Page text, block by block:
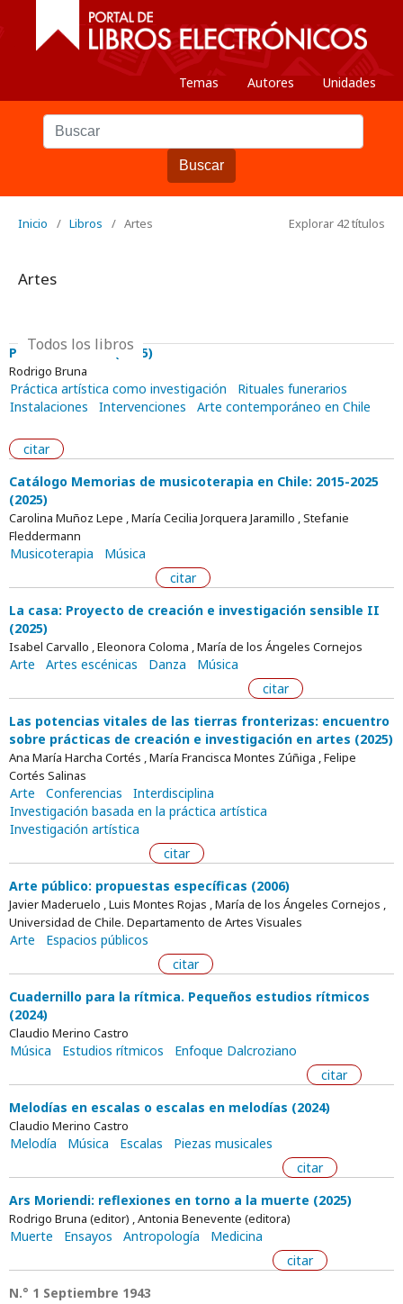
Temas Autores Unidades
Buscar
Inicio / Libros / Artes Explorar 42 títulos
Artes
Todos los libros
Pulvis et umbra (2025)
Rodrigo Bruna
Práctica artística como investigación
Rituales funerarios
Instalaciones
Intervenciones Arte contemporáneo en Chile
citar
Catálogo Memorias de musicoterapia en Chile: 2015-2025
(2025)
Carolina Muñoz Lepe , María Cecilia Jorquera Jaramillo , Stefanie
Fleddermann
Musicoterapia
Música
citar
La casa: Proyecto de creación e investigación sensible II
(2025)
Isabel Carvallo , Eleonora Coloma , María de los Ángeles Cornejos
Arte Artes escénicas Danza
Música
citar
Las potencias vitales de las tierras fronterizas: encuentro
sobre prácticas de creación e investigación en artes (2025)
Ana María Harcha Cortés , María Francisca Montes Zúñiga , Felipe
Cortés Salinas
Arte Conferencias
Interdisciplina
Investigación basada en la práctica artística
Investigación artística
citar
Arte público: propuestas específicas (2006)
Javier Maderuelo , Luis Montes Rojas , María de los Ángeles Cornejos ,
Universidad de Chile. Departamento de Artes Visuales
Arte
Espacios públicos
citar
Cuadernillo para la rítmica. Pequeños estudios rítmicos
(2024)
Claudio Merino Castro
Música Estudios rítmicos
Enfoque Dalcroziano
citar
Melodías en escalas o escalas en melodías (2024)
Claudio Merino Castro
Melodía Música Escalas
Piezas musicales
citar
Ars Moriendi: reflexiones en torno a la muerte (2025)
Rodrigo Bruna (editor) , Antonia Benevente (editora)
Muerte Ensayos Antropología
Medicina
citar
N.° 1 Septiembre 1943